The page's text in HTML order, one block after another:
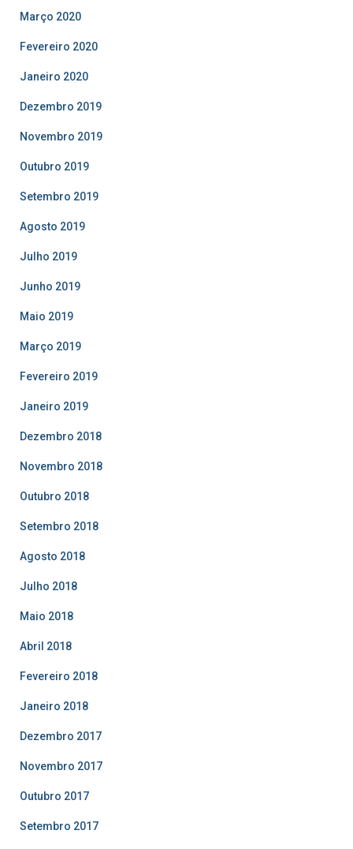
Março 2020
Fevereiro 2020
Janeiro 2020
Dezembro 2019
Novembro 2019
Outubro 2019
Setembro 2019
Agosto 2019
Julho 2019
Junho 2019
Maio 2019
Março 2019
Fevereiro 2019
Janeiro 2019
Dezembro 2018
Novembro 2018
Outubro 2018
Setembro 2018
Agosto 2018
Julho 2018
Maio 2018
Abril 2018
Fevereiro 2018
Janeiro 2018
Dezembro 2017
Novembro 2017
Outubro 2017
Setembro 2017